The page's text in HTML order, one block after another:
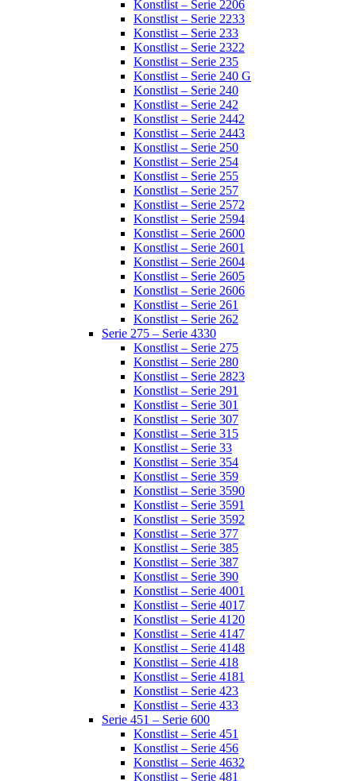
Konstlist – Serie 2206
Konstlist – Serie 2233
Konstlist – Serie 233
Konstlist – Serie 2322
Konstlist – Serie 235
Konstlist – Serie 240 G
Konstlist – Serie 240
Konstlist – Serie 242
Konstlist – Serie 2442
Konstlist – Serie 2443
Konstlist – Serie 250
Konstlist – Serie 254
Konstlist – Serie 255
Konstlist – Serie 257
Konstlist – Serie 2572
Konstlist – Serie 2594
Konstlist – Serie 2600
Konstlist – Serie 2601
Konstlist – Serie 2604
Konstlist – Serie 2605
Konstlist – Serie 2606
Konstlist – Serie 261
Konstlist – Serie 262
Serie 275 – Serie 4330
Konstlist – Serie 275
Konstlist – Serie 280
Konstlist – Serie 2823
Konstlist – Serie 291
Konstlist – Serie 301
Konstlist – Serie 307
Konstlist – Serie 315
Konstlist – Serie 33
Konstlist – Serie 354
Konstlist – Serie 359
Konstlist – Serie 3590
Konstlist – Serie 3591
Konstlist – Serie 3592
Konstlist – Serie 377
Konstlist – Serie 385
Konstlist – Serie 387
Konstlist – Serie 390
Konstlist – Serie 4001
Konstlist – Serie 4017
Konstlist – Serie 4120
Konstlist – Serie 4147
Konstlist – Serie 4148
Konstlist – Serie 418
Konstlist – Serie 4181
Konstlist – Serie 423
Konstlist – Serie 433
Serie 451 – Serie 600
Konstlist – Serie 451
Konstlist – Serie 456
Konstlist – Serie 4632
Konstlist – Serie 481